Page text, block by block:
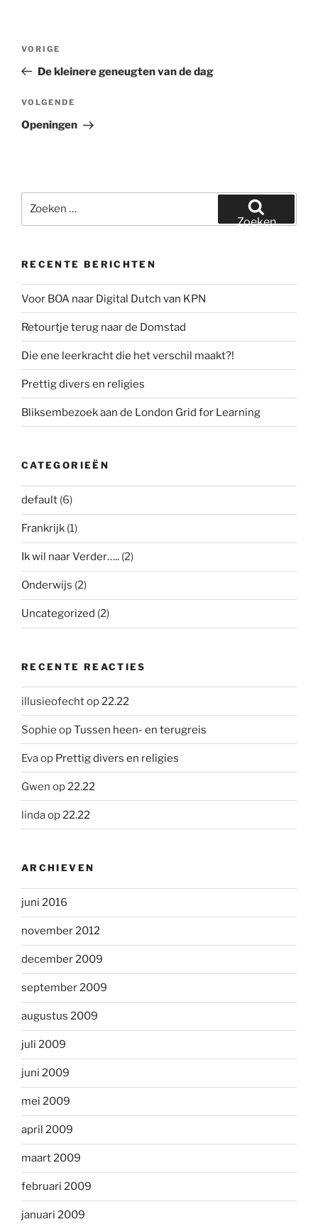
Vorig
bericht
VORIGE
De kleinere geneugten van de dag
Volgend
bericht
VOLGENDE
Openingen
naar:
Zoeken
RECENTE BERICHTEN
Voor BOA naar Digital Dutch van KPN
Retourtje terug naar de Domstad
Die ene leerkracht die het verschil maakt?!
Prettig divers en religies
Bliksembezoek aan de London Grid for Learning
CATEGORIEËN
default (6)
Frankrijk (1)
Ik wil naar Verder….. (2)
Onderwijs (2)
Uncategorized (2)
RECENTE REACTIES
illusieofechtop22.22
Sophie opTussen heen- en terugreis
Evaop Prettig divers en religies
Gwen op22.22
lindaop22.22
ARCHIEVEN
juni 2016
november 2012
december 2009
september 2009
augustus 2009
juli 2009
juni 2009
mei 2009
april 2009
maart 2009
februari 2009
januari 2009